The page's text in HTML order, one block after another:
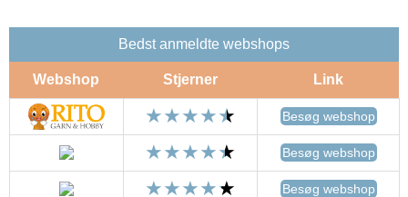
Bedst anmeldte webshops
Webshop Stjerner Link
Besøg webshop
Besøg webshop
Besøg webshop